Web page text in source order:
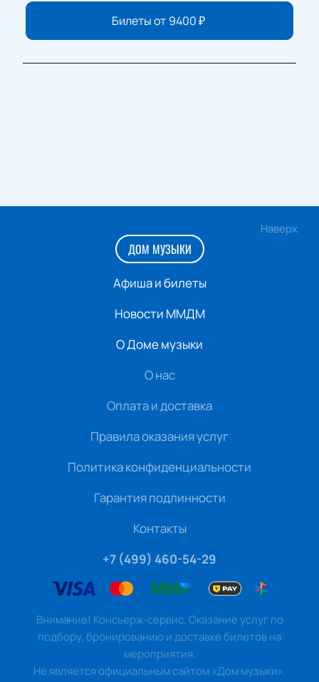
Билеты от 9400₽
Наверх
ДОМ МУЗЫКИ
Афиша и билеты
Новости ММДМ
О Доме музыки
О нас
Оплата и доставка
Правила оказания услуг
Политика конфиденциальности
Гарантия подлинности
Контакты
+7 (499) 460-54-29
Внимание! Консьерж-сервис. Оказание услуг по
подбору, бронированию и доставке билетов на
мероприятия.
Не является официальным сайтом «Дом музыки».